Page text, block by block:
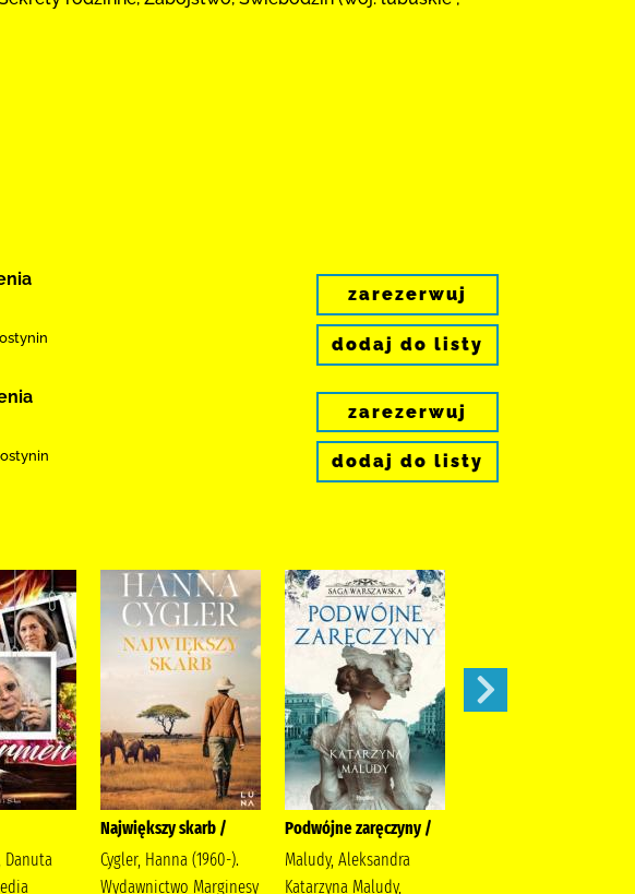
zarezerwuj
dodaj do listy
zarezerwuj
dodaj do listy
Danuta
Największy skarb /
Cygler, Hanna (1960-).
Wydawnictwo Marginesy
Podwójne zaręczyny /
Maludy, Aleksandra
Katarzyna Maludy,